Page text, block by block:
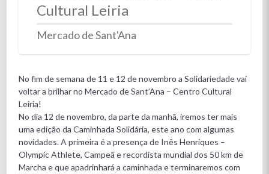
Cultural Leiria
Mercado de Sant'Ana
No fim de semana de 11 e 12 de novembro a Solidariedade vai
voltar a brilhar no Mercado de Sant’Ana – Centro Cultural
Leiria!
No dia 12 de novembro, da parte da manhã, iremos ter mais
uma edição da Caminhada Solidária, este ano com algumas
novidades. A primeira é a presença de Inês Henriques –
Olympic Athlete, Campeã e recordista mundial dos 50 km de
Marcha e que apadrinhará a caminhada e terminaremos com